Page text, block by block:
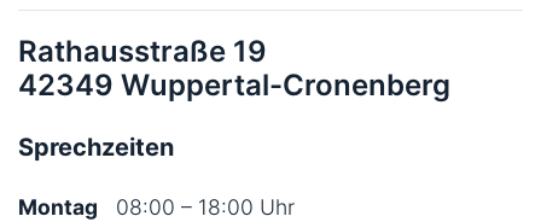
Rathausstraße 19
42349 Wuppertal-Cronenberg
Sprechzeiten
Montag
08:00 – 18:00 Uhr